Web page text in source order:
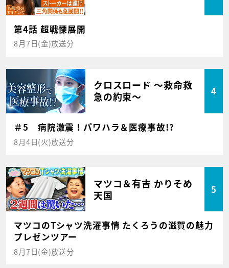
第4話 超戦慄展開
8月7日(金)放送分
クロスロード ～救命救
急の約束～
4
＃5 病院激震！パワハラ＆医療事故!?
8月4日(火)放送分
マツコ＆有吉 かりそめ
天国
5
マツコのTシャツ洗濯事情 たくろうの滋賀の魅力
プレゼンツアー
8月7日(金)放送分